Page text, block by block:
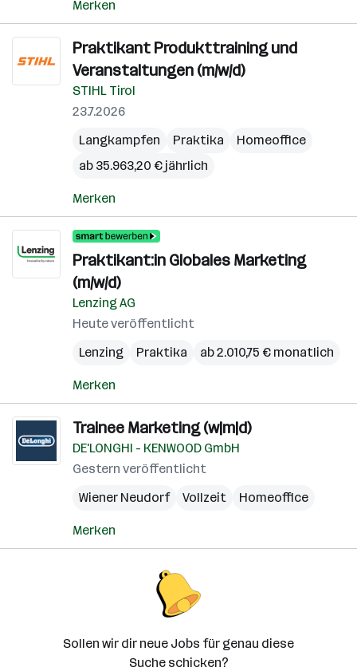
Merken
Praktikant Produkttraining und
Veranstaltungen (m/w/d)
STIHL Tirol
23.7.2026
Langkampfen
Praktika
Homeoffice
ab 35.963,20 € jährlich
Merken
Praktikant:in Globales Marketing
(m/w/d)
Lenzing AG
Heute veröffentlicht
Lenzing
Praktika ab 2.010,75 € monatlich
Merken
Trainee Marketing (w|m|d)
DE'LONGHI - KENWOOD GmbH
Gestern veröffentlicht
Wiener Neudorf
Vollzeit Homeoffice
Merken
Sollen wir dir neue Jobs für genau diese
Suche schicken?